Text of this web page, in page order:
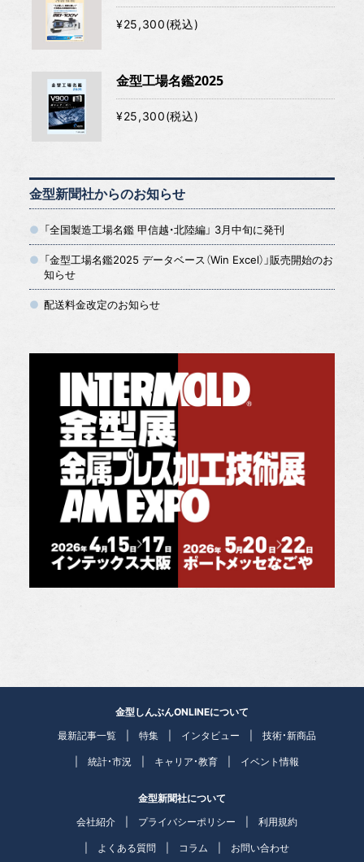
¥25,300(税込)
金型工場名鑑2025
¥25,300(税込)
金型新聞社からのお知らせ
「全国製造工場名鑑 甲信越・北陸編」 3月中旬に発刊
「金型工場名鑑2025 データベース（Win Excel）」販売開始のお
知らせ
配送料金改定のお知らせ
金型しんぶんONLINEについて
最新記事一覧
特集 インタビュー 技術・新商品
統計・市況 キャリア・教育 イベント情報
金型新聞社について
会社紹介
プライバシーポリシー 利用規約
よくある質問 コラム お問い合わせ